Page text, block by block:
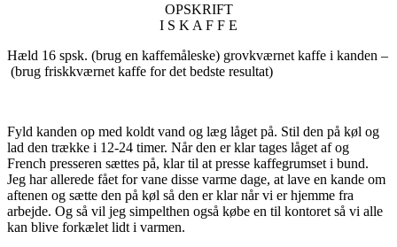
OPSKRIFT
I S K A F F E
Hæld 16 spsk. (brug en kaffemåleske) grovkværnet kaffe i kanden –
(brug friskkværnet kaffe for det bedste resultat)
Fyld kanden op med koldt vand og læg låget på. Stil den på køl og
lad den trække i 12-24 timer. Når den er klar tages låget af og
French presseren sættes på, klar til at presse kaffegrumset i bund.
Jeg har allerede fået for vane disse varme dage, at lave en kande om
aftenen og sætte den på køl så den er klar når vi er hjemme fra
arbejde. Og så vil jeg simpelthen også købe en til kontoret så vi alle
kan blive forkælet lidt i varmen.